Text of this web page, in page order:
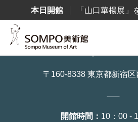
テ
本日開館 「山口華楊展」
〒160-8338 東京都新宿
開館時間： 10：00 -